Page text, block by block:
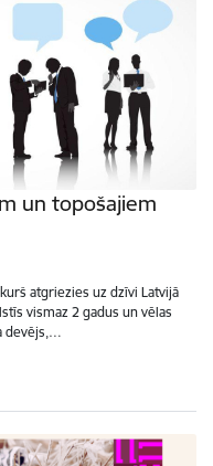
un topošajiem
atgriezies uz dzīvi Latvijā
vismaz 2 gadus un vēlas
devējs,…